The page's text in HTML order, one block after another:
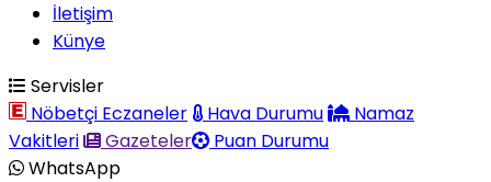
İletişim
Künye
Servisler
Nöbetçi Eczaneler
Hava Durumu
Namaz
Vakitleri
Gazeteler
Puan Durumu
WhatsApp